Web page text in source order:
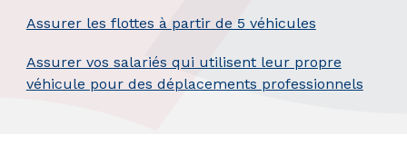
Assurer les flottes à partir de 5 véhicules
Assurer vos salariés qui utilisent leur propre
véhicule pour des déplacements professionnels